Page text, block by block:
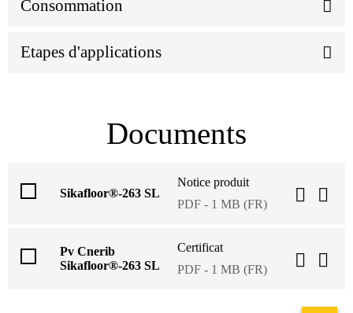
Consommation
Etapes d'applications
Documents
Sikafloor®-263 SL
Notice produit
PDF - 1 MB (FR)
Pv Cnerib
Sikafloor®-263 SL
Certificat
PDF - 1 MB (FR)